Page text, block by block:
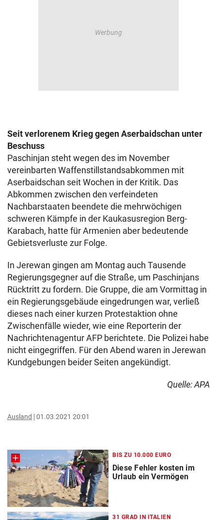
Seit verlorenem Krieg gegen Aserbaidschan unter
Beschuss
Paschinjan steht wegen des im November
vereinbarten Waffenstillstandsabkommen mit
Aserbaidschan seit Wochen in der Kritik. Das
Abkommen zwischen den verfeindeten
Nachbarstaaten beendete die mehrwöchigen
schweren Kämpfe in der Kaukasusregion Berg-
Karabach, hatte für Armenien aber bedeutende
Gebietsverluste zur Folge.
In Jerewan gingen am Montag auch Tausende
Regierungsgegner auf die Straße, um Paschinjans
Rücktritt zu fordern. Die Gruppe, die am Vormittag in
ein Regierungsgebäude eingedrungen war, verließ
dieses nach einer kurzen Protestaktion ohne
Zwischenfälle wieder, wie eine Reporterin der
Nachrichtenagentur AFP berichtete. Die Polizei habe
nicht eingegriffen. Für den Abend waren in Jerewan
Kundgebungen beider Seiten angekündigt.
Quelle: APA
Ausland 01.03.2021 20:01
BIS ZU 10.000 EURO
Diese Fehler kosten im
Urlaub ein Vermögen
31 GRAD IN ITALIEN